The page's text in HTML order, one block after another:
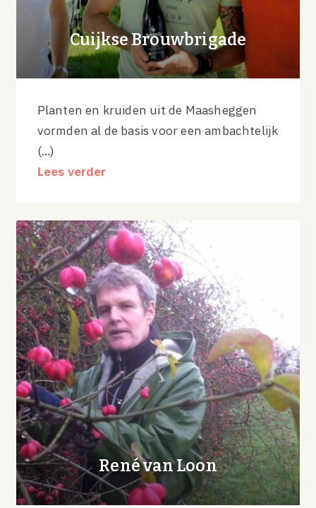
Cuijkse Brouwbrigade
Planten en kruiden uit de Maasheggen
vormden al de basis voor een ambachtelijk
(...)
Lees verder
René van Loon